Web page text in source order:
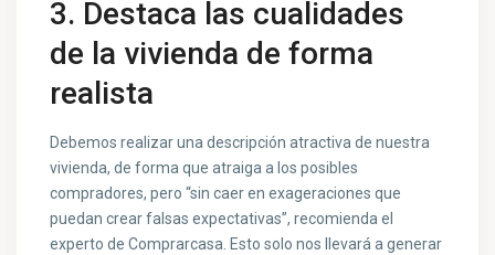
3. Destaca las cualidades
de la vivienda de forma
realista
Debemos realizar una descripción atractiva de nuestra
vivienda, de forma que atraiga a los posibles
compradores, pero “sin caer en exageraciones que
puedan crear falsas expectativas”, recomienda el
experto de Comprarcasa. Esto solo nos llevará a generar